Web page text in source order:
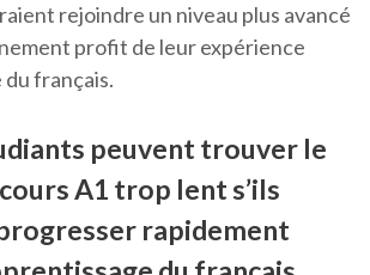
rejoindre un niveau plus avancé
profit de leur expérience
du français.
peuvent trouver le
A1 trop lent s’ils
rapidement